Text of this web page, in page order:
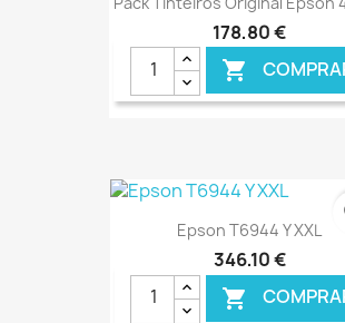
178,80 €

Epson T6944 Y XXL
346,10 €
